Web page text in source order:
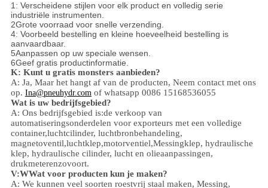
1: Verscheidene stijlen voor elk product en volledig serie
industriële instrumenten.
2Grote voorraad voor snelle verzending.
4: Voorbeeld bestelling en kleine hoeveelheid bestelling is
aanvaardbaar.
5Aanpassen op uw speciale wensen.
6Geef gratis productinformatie.
K: Kunt u gratis monsters aanbieden?
A: Ja, Maar het hangt af van de producten, Neem contact met ons
op. Ina@pneuhydr.com of whatsapp 0086 15168536055
Wat is uw bedrijfsgebied?
A: Ons bedrijfsgebied is:de verkoop van
automatiseringsonderdelen voor exporteurs met een volledige
container,luchtcilinder, luchtbronbehandeling,
magnetoventil,luchtklep,motorventiel,Messingklep, hydraulische
klep, hydraulische cilinder, lucht en olieaanpassingen,
drukmeterenzovoort.
V:WWat voor producten kun je maken?
A: We kunnen veel soorten roestvrij staal maken, Messing,